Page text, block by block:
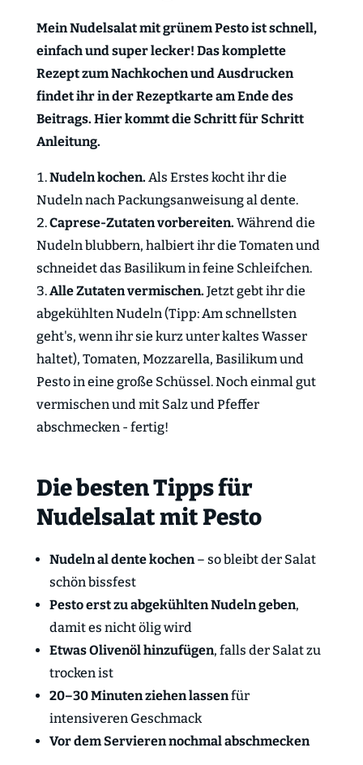
Mein Nudelsalat mit grünem Pesto ist schnell,
einfach und super lecker! Das komplette
Rezept zum Nachkochen und Ausdrucken
findet ihr in der Rezeptkarte am Ende des
Beitrags. Hier kommt die Schritt für Schritt
Anleitung.
Nudeln kochen. Als Erstes kocht ihr die
Nudeln nach Packungsanweisung al dente.
Caprese-Zutaten vorbereiten. Während die
Nudeln blubbern, halbiert ihr die Tomaten und
schneidet das Basilikum in feine Schleifchen.
Alle Zutaten vermischen. Jetzt gebt ihr die
abgekühlten Nudeln (Tipp: Am schnellsten
geht's, wenn ihr sie kurz unter kaltes Wasser
haltet), Tomaten, Mozzarella, Basilikum und
Pesto in eine große Schüssel. Noch einmal gut
vermischen und mit Salz und Pfeffer
abschmecken - fertig!
Die besten Tipps für
Nudelsalat mit Pesto
Nudeln al dente kochen– so bleibt der Salat
schön bissfest
Pesto erst zu abgekühlten Nudeln geben,
damit es nicht ölig wird
Etwas Olivenöl hinzufügen, falls der Salat zu
trocken ist
20–30 Minuten ziehen lassenfür
intensiveren Geschmack
Vor dem Servieren nochmal abschmecken